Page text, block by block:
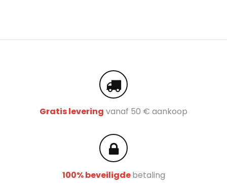
Gratis levering vanaf 50 € aankoop
100% beveiligdebetaling